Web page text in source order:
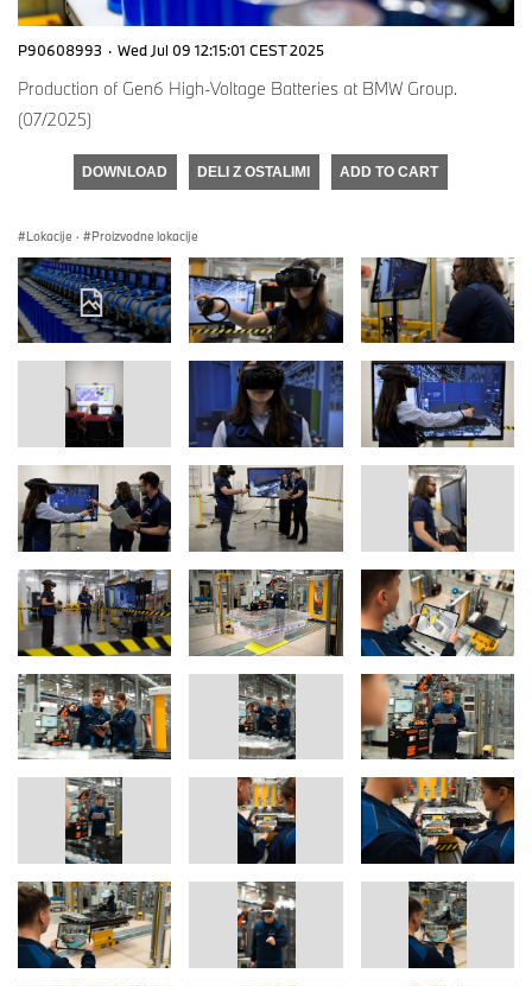
P90608993 · Wed Jul 09 12:15:01 CEST 2025
Production of Gen6 High-Voltage Batteries at BMW Group.
(07/2025)
DOWNLOAD DELI Z OSTALIMI ADD TO CART
Lokacije · Proizvodne lokacije